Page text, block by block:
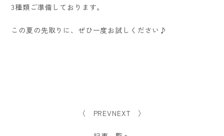
3種類ご準備しております。
この夏の先取りに、ぜひ一度お試しください♪
NEXT 〉
〈 PREV